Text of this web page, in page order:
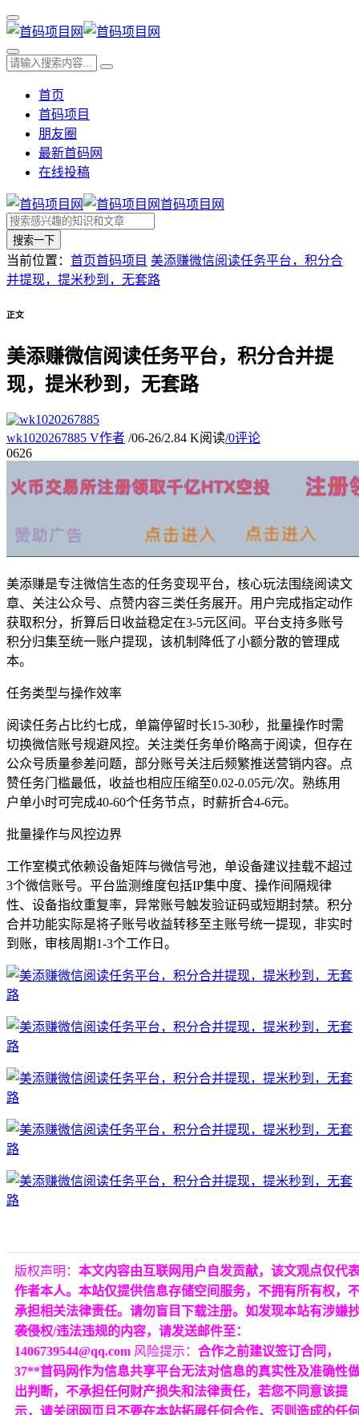
首页
首码项目
朋友圈
最新首码网
在线投稿
首码项目网
搜索一下
当前位置： 首页首码项目 美添赚微信阅读任务平台，积分合
并提现，提米秒到，无套路
正文
美添赚微信阅读任务平台，积分合并提
现，提米秒到，无套路
wk1020267885 V作者 /06-26/2.84 K阅读/0评论
0626
美添赚是专注微信生态的任务变现平台，核心玩法围绕阅读文
章、关注公众号、点赞内容三类任务展开。用户完成指定动作
获取积分，折算后日收益稳定在3-5元区间。平台支持多账号
积分归集至统一账户提现，该机制降低了小额分散的管理成
本。
任务类型与操作效率
阅读任务占比约七成，单篇停留时长15-30秒，批量操作时需
切换微信账号规避风控。关注类任务单价略高于阅读，但存在
公众号质量参差问题，部分账号关注后频繁推送营销内容。点
赞任务门槛最低，收益也相应压缩至0.02-0.05元/次。熟练用
户单小时可完成40-60个任务节点，时薪折合4-6元。
批量操作与风控边界
工作室模式依赖设备矩阵与微信号池，单设备建议挂载不超过
3个微信账号。平台监测维度包括IP集中度、操作间隔规律
性、设备指纹重复率，异常账号触发验证码或短期封禁。积分
合并功能实际是将子账号收益转移至主账号统一提现，非实时
到账，审核周期1-3个工作日。
版权声明： 本文内容由互联网用户自发贡献，该文观点仅代
作者本人。本站仅提供信息存储空间服务，不拥有所有权，
承担相关法律责任。请勿盲目下载注册。如发现本站有涉嫌
袭侵权/违法违规的内容，请发送邮件至：
1406739544@qq.com 风险提示： 合作之前建议签订合同，
37**首码网作为信息共享平台无法对信息的真实性及准确性
出判断，不承担任何财产损失和法律责任，若您不同意该提
示，请关闭网页且不要在本站拓展任何合作，否则造成的任